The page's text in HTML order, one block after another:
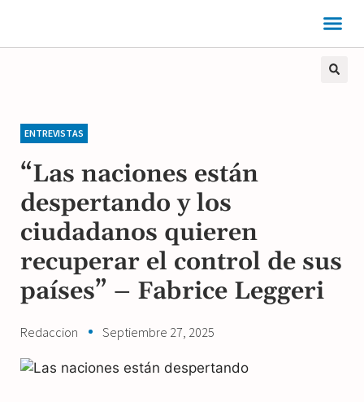
ENTREVISTAS
“Las naciones están
despertando y los
ciudadanos quieren
recuperar el control de sus
países” – Fabrice Leggeri
Redaccion Septiembre 27, 2025